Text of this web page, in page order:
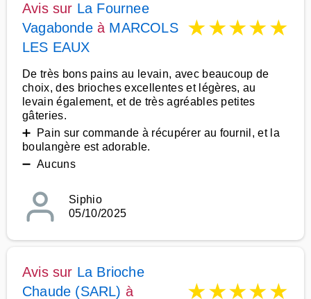
Avis sur La Fournee
Vagabondeà MARCOLS
LES EAUX
★★★★★
De très bons pains au levain, avec beaucoup de
choix, des brioches excellentes et légères, au
levain également, et de très agréables petites
gâteries.
➕ Pain sur commande à récupérer au fournil, et la
boulangère est adorable.
➖ Aucuns
Siphio
05/10/2025
Avis sur La Brioche
Chaude (SARL) à ★★★★★